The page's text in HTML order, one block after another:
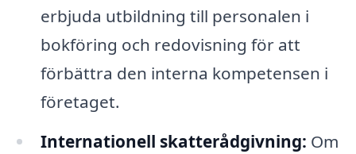
erbjuda utbildning till personalen i
bokföring och redovisning för att
förbättra den interna kompetensen i
företaget.
Internationell skatterådgivning: Om